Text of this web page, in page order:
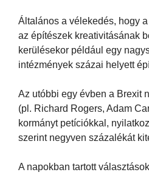
Általános a vélekedés, hogy
az építészek kreativitásának
kerülésekor például egy
intézmények százai helyett
Az utóbbi egy évben a Brexit
(pl. Richard Rogers, Adam
kormányt petíciókkal,
szerint negyven százalékát
A napokban tartott